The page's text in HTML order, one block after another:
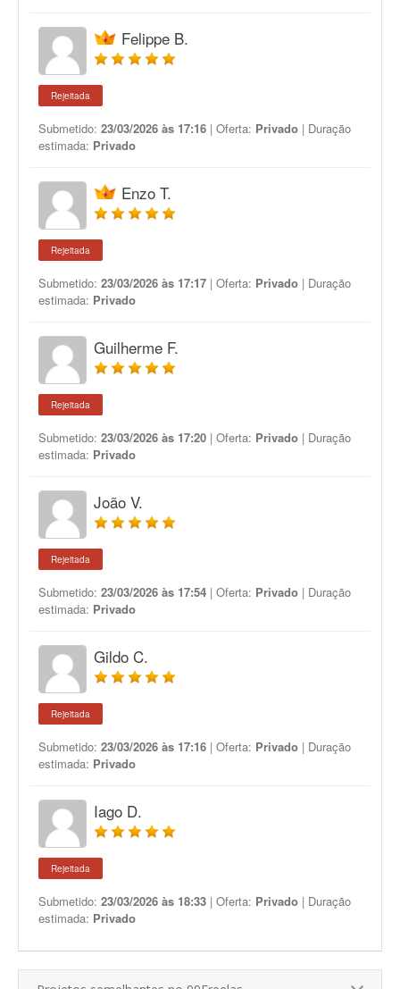
Felippe B.
Rejeitada
Submetido: 23/03/2026 às 17:16 | Oferta: Privado | Duração
estimada: Privado
Enzo T.
Rejeitada
Submetido: 23/03/2026 às 17:17 | Oferta: Privado | Duração
estimada: Privado
Guilherme F.
Rejeitada
Submetido: 23/03/2026 às 17:20 | Oferta: Privado | Duração
estimada: Privado
João V.
Rejeitada
Submetido: 23/03/2026 às 17:54 | Oferta: Privado | Duração
estimada: Privado
Gildo C.
Rejeitada
Submetido: 23/03/2026 às 17:16 | Oferta: Privado | Duração
estimada: Privado
Iago D.
Rejeitada
Submetido: 23/03/2026 às 18:33 | Oferta: Privado | Duração
estimada: Privado